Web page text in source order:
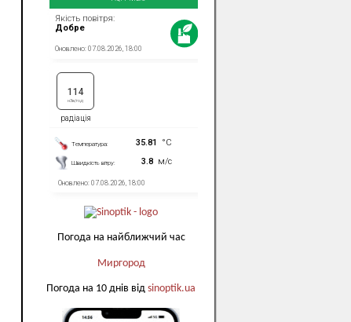
Погода на найближчий час
Миргород
Погода на 10 днів від sinoptik.ua